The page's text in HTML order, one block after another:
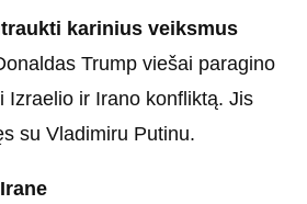
karinius veiksmus
Trump viešai paragino
Izraelio ir Irano konfliktą. Jis
su Vladimiru Putinu.